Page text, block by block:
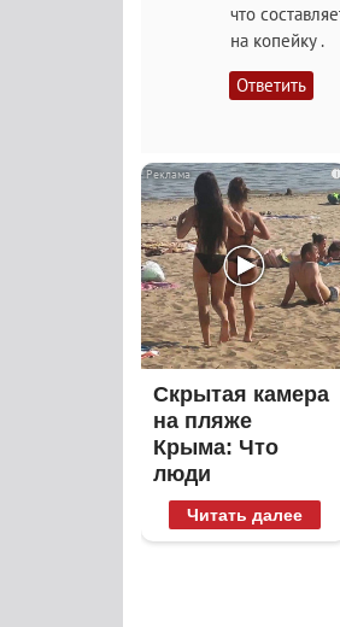
что
на копейку .
Ответить
i
Скрытая камера
на пляже
Крыма: Что
люди
вытворяют,
когда их не
Читать далее